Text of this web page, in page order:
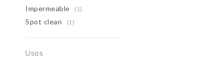
Impermeable (1)
Spot clean (1)
Usos